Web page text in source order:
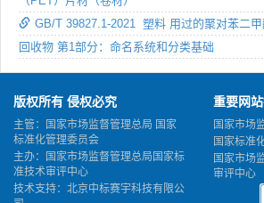
GB/T 39827.1-2021 塑料 用过的聚对苯二
回收物 第1部分：命名系统和分类基础
版权所有 侵权必究
主管：国家市场监督管理总局 国家
标准化管理委员会
主办：国家市场监督管理总局国家标
准技术审评中心
技术支持：北京中标赛宇科技有限公
重要网
国家市场
国家标准
国家市场
审评中心